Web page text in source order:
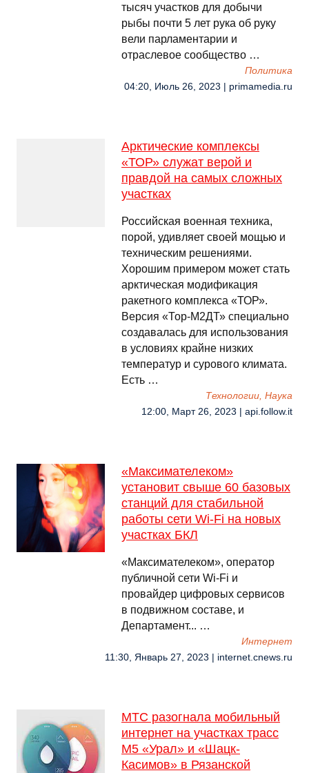
тысяч участков для добычи
рыбы почти 5 лет рука об руку
вели парламентарии и
отраслевое сообщество …
Политика
04:20, Июль 26, 2023 | primamedia.ru
Арктические комплексы
«ТОР» служат верой и
правдой на самых сложных
участках
Российская военная техника,
порой, удивляет своей мощью и
техническим решениями.
Хорошим примером может стать
арктическая модификация
ракетного комплекса «ТОР».
Версия «Тор-М2ДТ» специально
создавалась для использования
в условиях крайне низких
температур и сурового климата.
Есть …
Технологии, Наука
12:00, Март 26, 2023 | api.follow.it
«Максимателеком»
установит свыше 60 базовых
станций для стабильной
работы сети Wi-Fi на новых
участках БКЛ
«Максимателеком», оператор
публичной сети Wi-Fi и
провайдер цифровых сервисов
в подвижном составе, и
Департамент... …
Интернет
11:30, Январь 27, 2023 | internet.cnews.ru
МТС разогнала мобильный
интернет на участках трасс
М5 «Урал» и «Шацк-
Касимов» в Рязанской